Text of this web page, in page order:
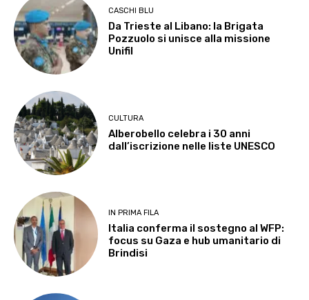
CASCHI BLU
Da Trieste al Libano: la Brigata
Pozzuolo si unisce alla missione
Unifil
CULTURA
Alberobello celebra i 30 anni
dall’iscrizione nelle liste UNESCO
IN PRIMA FILA
Italia conferma il sostegno al WFP:
focus su Gaza e hub umanitario di
Brindisi